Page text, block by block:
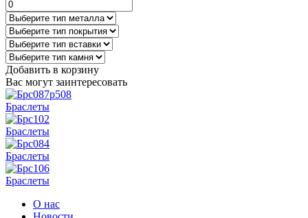
Добавить в корзину
Вас могут заинтересовать
Браслеты
Браслеты
Браслеты
Браслеты
О нас